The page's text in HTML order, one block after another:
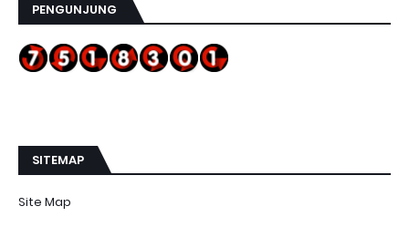
PENGUNJUNG
SITEMAP
Site Map